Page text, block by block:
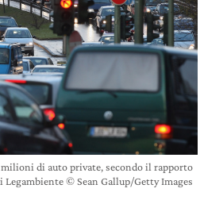
di auto private, secondo il rapporto
Legambiente © Sean Gallup/Getty Images